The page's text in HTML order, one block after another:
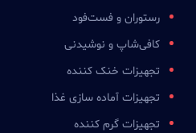
رستوران و فست‌فود
کافی‌شاپ و نوشیدنی
تجهیزات خنک کننده
تجهیزات آماده سازی غذا
تجهیزات گرم کننده